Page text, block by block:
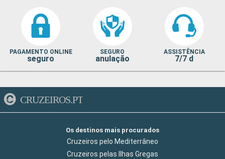
PAGAMENTO ONLINE
seguro
SEGURO
anulação
ASSISTÊNCIA
7/7 d
CRUZEIROS.PT
Os destinos mais procurados
Cruzeiros pelo Mediterrâneo
Cruzeiros pelas Ilhas Gregas